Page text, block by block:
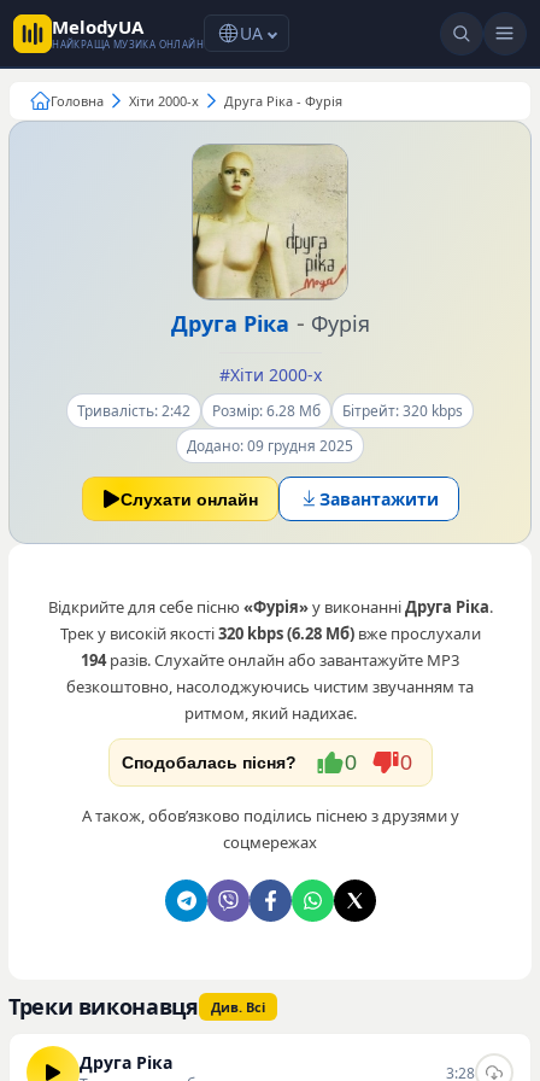
MelodyUA
НАЙКРАЩА МУЗИКА ОНЛАЙН UA
Головна Хіти 2000-х Друга Ріка - Фурія
Друга Ріка - Фурія
Тривалість: 2:42 Розмір: 6.28 Мб
Бітрейт: 320 kbps
Додано: 09 грудня 2025
Слухати онлайн Завантажити
#Хіти 2000-х
Відкрийте для себе пісню«Фурія»у виконанніДруга Ріка.
Трек у високій якості320 kbps (6.28 Мб)вже прослухали
194разів. Слухайте онлайн або завантажуйте MP3
безкоштовно, насолоджуючись чистим звучанням та
ритмом, який надихає.
Сподобалась пісня? 0 0
А також, обовʼязково поділись піснею з друзями у
соцмережах
Треки виконавця Див. Всі
Друга Ріка 3:28